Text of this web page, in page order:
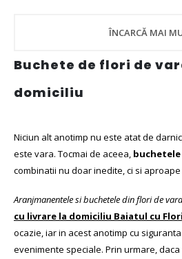
ÎNCARCĂ MAI
Buchete de flori de
domiciliu
Niciun alt anotimp nu este atat de
este vara. Tocmai de aceea,
combinatii nu doar inedite, ci si
Aranjmanentele si buchetele din flori de vara
cu livrare la domiciliu Baiatul cu Flori
ocazie, iar in acest anotimp cu
evenimente speciale. Prin urmare,